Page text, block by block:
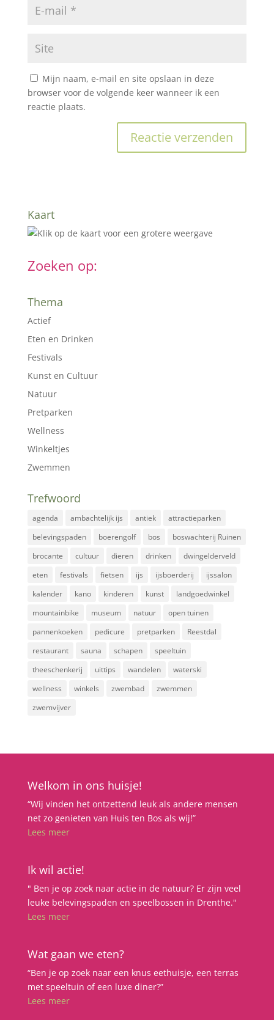
Mijn naam, e-mail en site opslaan in deze
browser voor de volgende keer wanneer ik een
reactie plaats.
Kaart
Zoeken op:
Thema
Actief
Eten en Drinken
Festivals
Kunst en Cultuur
Natuur
Pretparken
Wellness
Winkeltjes
Zwemmen
Trefwoord
agenda ambachtelijk ijs antiek
attractieparken
belevingspaden
boerengolf bos
boswachterij Ruinen
brocante
cultuur dieren drinken
dwingelderveld
eten
festivals fietsen ijs ijsboerderij
ijssalon
kalender
kano kinderen kunst
landgoedwinkel
mountainbike
museum natuur
open tuinen
pannenkoeken
pedicure pretparken
Reestdal
restaurant
sauna schapen
speeltuin
theeschenkerij
uittips wandelen
waterski
wellness
winkels zwembad
zwemmen
zwemvijver
Welkom in ons huisje!
“Wij vinden het ontzettend leuk als andere mensen
net zo genieten van Huis ten Bos als wij!”
Lees meer
Ik wil actie!
" Ben je op zoek naar actie in de natuur? Er zijn veel
leuke belevingspaden en speelbossen in Drenthe."
Lees meer
Wat gaan we eten?
“Ben je op zoek naar een knus eethuisje, een terras
met speeltuin of een luxe diner?”
Lees meer